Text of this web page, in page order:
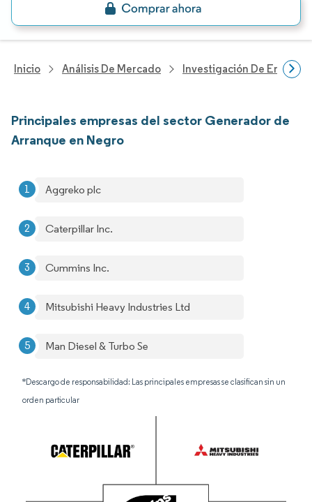
Inicio Análisis De Mercado Investigación De Energía
Principales empresas del sector Generador de
Arranque en Negro
Aggreko plc
Caterpillar Inc.
Cummins Inc.
Mitsubishi Heavy Industries Ltd
Man Diesel & Turbo Se
*Descargo de responsabilidad: Las principales empresas se clasifican sin un
orden particular